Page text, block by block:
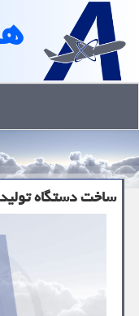
ساخت دستگاه